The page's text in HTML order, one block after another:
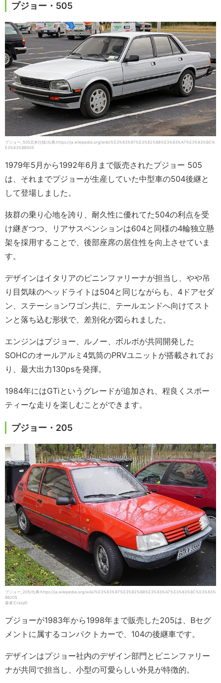
プジョー・505
プジョー_505北米仕様/出典:https://ja.wikipedia.org/wiki/%E3%83%97%E3%82%B8%E3%83%A7%E3%83%BC%
E3%83%BB505
1979年5月から1992年6月まで販売されたプジョー 505
は、それまでプジョーが生産していた中型車の504後継と
して登場しました。
抜群の乗り心地を誇り、耐久性に優れてた504の利点を受
け継ぎつつ、リアサスペンションは604と同様の4輪独立懸
架を採用することで、後部座席の居住性を向上させていま
す。
デザインはイタリアのピニンファリーナが担当し、やや吊
り目気味のヘッドライトは504と同じながらも、4ドアセダ
ン、ステーションワゴン共に、テールエンドへ向けてスト
ンと落ち込む形状で、差別化が図られました。
エンジンはプジョー、ルノー、ボルボが共同開発した
SOHCのオールアルミ4気筒のPRVユニットが搭載されてお
り、最大出力130psを発揮。
1984年にはGTiというグレードが追加され、程良くスポー
ティーな走りを楽しむことができます。
プジョー・205
プジョー_205/出典:https://ja.wikipedia.org/wiki/%E3%83%97%E3%82%B8%E3%83%A7%E3%83%BC%E3%83%
BB205
著者:CrazyD
プジョーが1983年から1998年まで販売した205は、Bセグ
メントに属するコンパクトカーで、104の後継車です。
デザインはプジョー社内のデザイン部門とピニンファリー
ナが共同で担当し、小型の可愛らしい外見が特徴的。